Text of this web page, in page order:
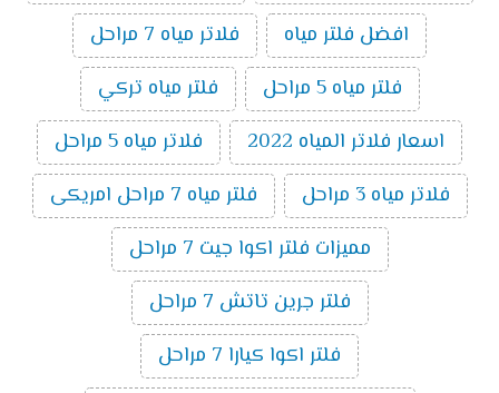
افضل فلتر مياه
فلاتر مياه 7 مراحل
فلتر مياه 5 مراحل
فلتر مياه تركي
اسعار فلاتر المياه 2022
فلاتر مياه 5 مراحل
فلاتر مياه 3 مراحل
فلتر مياه 7 مراحل امريكى
مميزات فلتر اكوا جيت 7 مراحل
فلتر جرين تاتش 7 مراحل
فلتر اكوا كيارا 7 مراحل